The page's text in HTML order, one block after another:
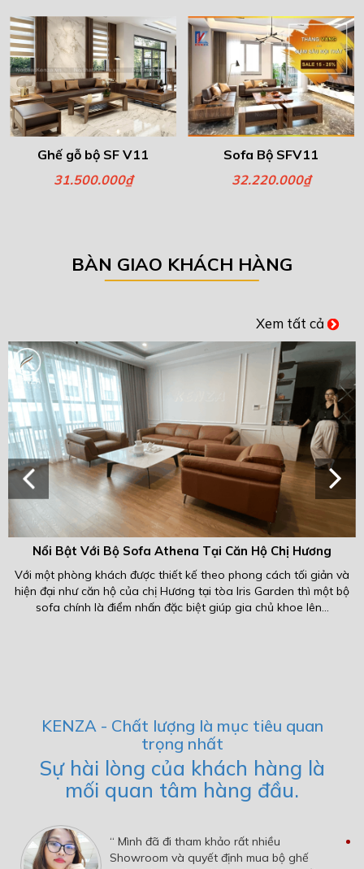
Ghế gỗ bộ SF V11
31.500.000₫
Sofa Bộ SFV11
32.220.000₫
BÀN GIAO KHÁCH HÀNG
Xem tất cả
Bật Với Bộ Sofa Athena Tại Căn Hộ Chị Hương
phòng khách được thiết kế theo phong cách tối giản và
đại như căn hộ của chị Hương tại tòa Iris Garden thì một bộ
sofa chính là điểm nhấn đặc biệt giúp gia chủ khoe lên...
Phòng
phòng
KENZA - Chất lượng là mục tiêu quan
trọng nhất
Sự hài lòng của khách hàng là
mối quan tâm hàng đầu.
“ Mình đã đi tham khảo rất nhiều
Showroom và quyết định mua bộ ghế